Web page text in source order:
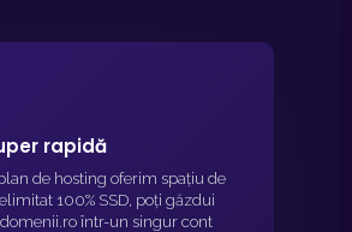
rapidă
de hosting oferim spațiu de
100% SSD, poți găzdui
într-un singur cont